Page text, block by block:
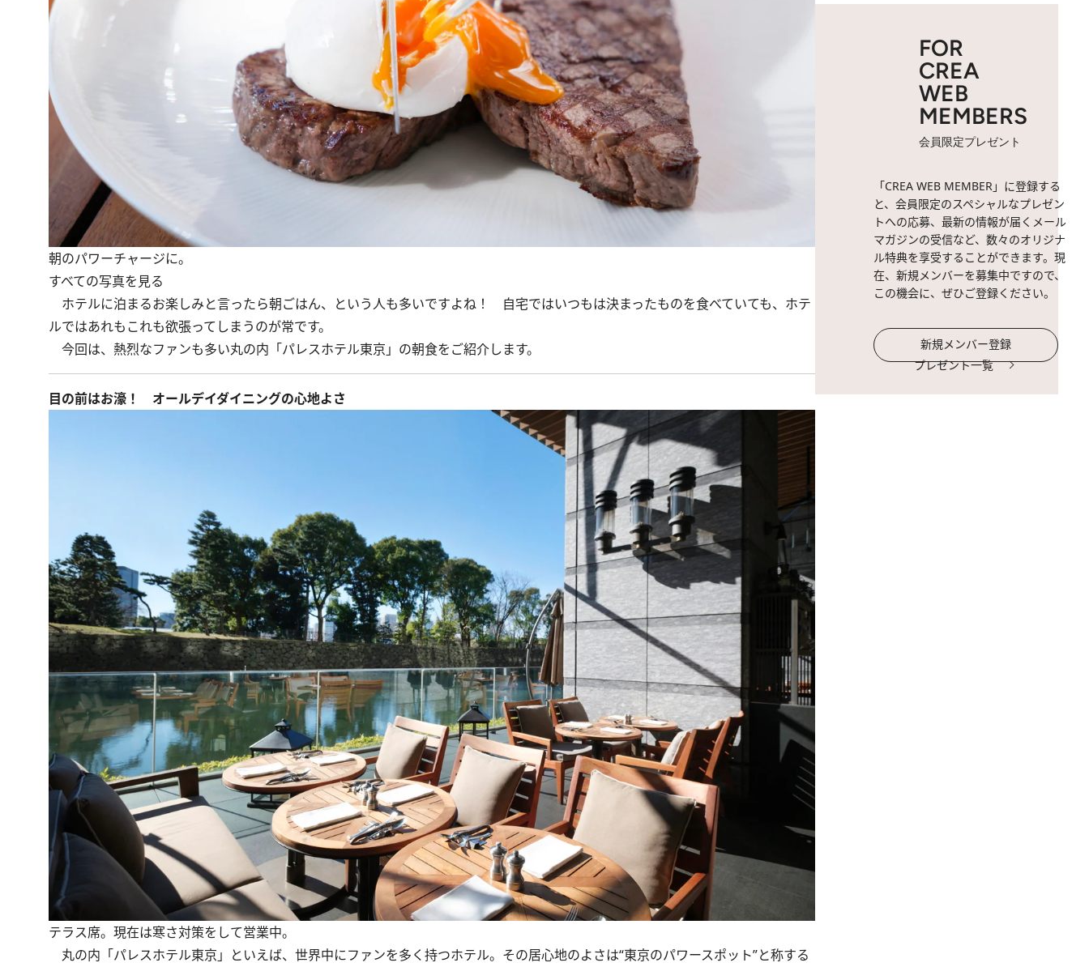
朝のパワーチャージに。
すべての写真を見る
ホテルに泊まるお楽しみと言ったら朝ごはん、という人も多いですよね！ 自宅ではいつもは決まったものを食べていても、ホテ
ルではあれもこれも欲張ってしまうのが常です。
今回は、熱烈なファンも多い丸の内「パレスホテル東京」の朝食をご紹介します。
目の前はお濠！ オールデイダイニングの心地よさ
テラス席。現在は寒さ対策をして営業中。
丸の内「パレスホテル東京」といえば、世界中にファンを多く持つホテル。その居心地のよさは“東京のパワースポット”と称する
FOR
CREA
WEB
MEMBERS
会員限定プレゼント
「CREA WEB MEMBER」に登録する
と、会員限定のスペシャルなプレゼン
トへの応募、最新の情報が届くメール
マガジンの受信など、数々のオリジナ
ル特典を享受することができます。現
在、新規メンバーを募集中ですので、
この機会に、ぜひご登録ください。
新規メンバー登録
プレゼント一覧